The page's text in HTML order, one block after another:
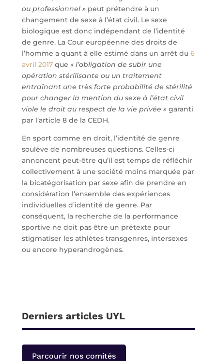
ou professionnel »peut prétendre à un
changement de sexe à l’état civil. Le sexe
biologique est donc indépendant de l’identité
de genre. La Cour européenne des droits de
l’homme a quant à elle estimé dans un arrêt du 6
avril 2017que « l’obligation de subir une
opération stérilisante ou un traitement
entraînant une très forte probabilité de stérilité
pour changer la mention du sexe à l’état civil
viole le droit au respect de la vie privée » garanti
par l’article 8 de la CEDH.
En sport comme en droit, l’identité de genre
soulève de nombreuses questions. Celles-ci
annoncent peut-être qu’il est temps de réfléchir
collectivement à une société moins marquée par
la bicatégorisation par sexe afin de prendre en
considération l’ensemble des expériences
individuelles d’identité de genre. Par
conséquent, la recherche de la performance
sportive ne doit pas être un prétexte pour
stigmatiser les athlètes transgenres, intersexes
ou encore hyperandrogènes.
Derniers articles UYL
Parcourir nos comités